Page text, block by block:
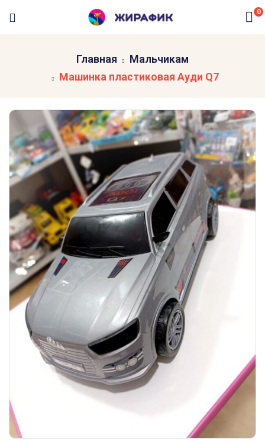
0
Главная
Мальчикам
Машинка пластиковая Ауди Q7